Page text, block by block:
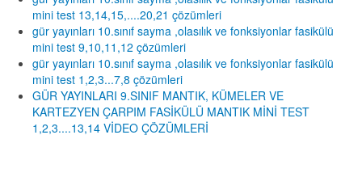
mini test 13,14,15,....20,21 çözümleri
gür yayınları 10.sınıf sayma ,olasılık ve fonksiyonlar fasikülü
mini test 9,10,11,12 çözümleri
gür yayınları 10.sınıf sayma ,olasılık ve fonksiyonlar fasikülü
mini test 1,2,3...7,8 çözümleri
GÜR YAYINLARI 9.SINIF MANTIK, KÜMELER VE
KARTEZYEN ÇARPIM FASİKÜLÜ MANTIK MİNİ TEST
1,2,3....13,14 VİDEO ÇÖZÜMLERİ